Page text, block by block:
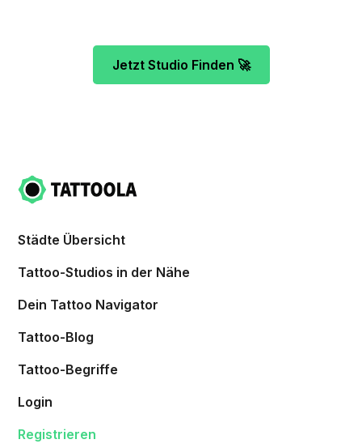
Jetzt Studio Finden 🚀
Städte Übersicht
Tattoo-Studios in der Nähe
Dein Tattoo Navigator
Tattoo-Blog
Tattoo-Begriffe
Login
Registrieren